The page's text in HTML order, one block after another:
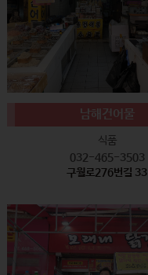
남해건어물
식품
032-465-3503
구월로276번길 33